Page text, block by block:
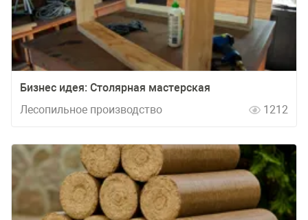
Бизнес идея: Столярная мастерская
Лесопильное производство
1212